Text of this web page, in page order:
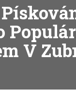
V